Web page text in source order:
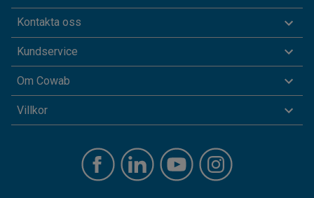
Kontakta oss
Kundservice
Om Cowab
Villkor